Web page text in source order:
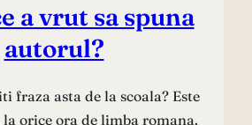
a vrut sa spuna
autorul?
fraza asta de la scoala? Este
orice ora de limba romana.